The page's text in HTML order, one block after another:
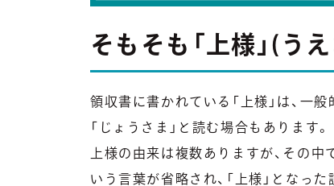
そもそも「上様」(う
領収書に書かれている「上様」は、一般
「じょうさま」と読む場合もあります。
上様の由来は複数ありますが、その中
いう言葉が省略され、「上様」となっ